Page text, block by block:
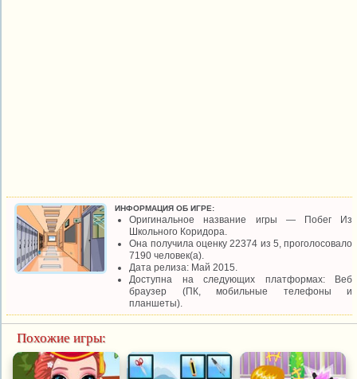
ИНФОРМАЦИЯ ОБ ИГРЕ:
Оригинальное название игры — Побег Из
Школьного Коридора.
Она получила оценку 22374 из 5, проголосовало
7190 человек(а).
Дата релиза: Май 2015.
Доступна на следующих платформах: Веб
браузер (ПК, мобильные телефоны и
планшеты).
Похожие игры: